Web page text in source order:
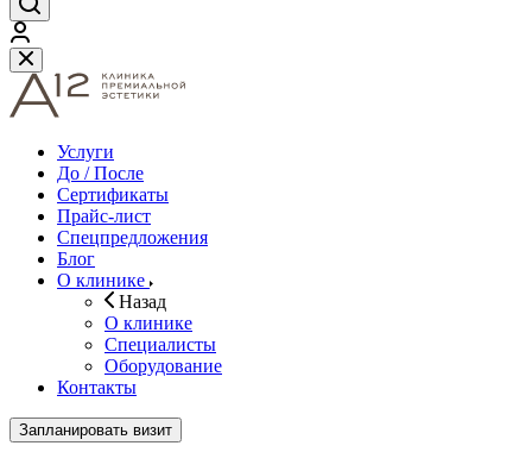
Услуги
До / После
Сертификаты
Прайс-лист
Спецпредложения
Блог
О клинике
Назад
О клинике
Специалисты
Оборудование
Контакты
Запланировать визит